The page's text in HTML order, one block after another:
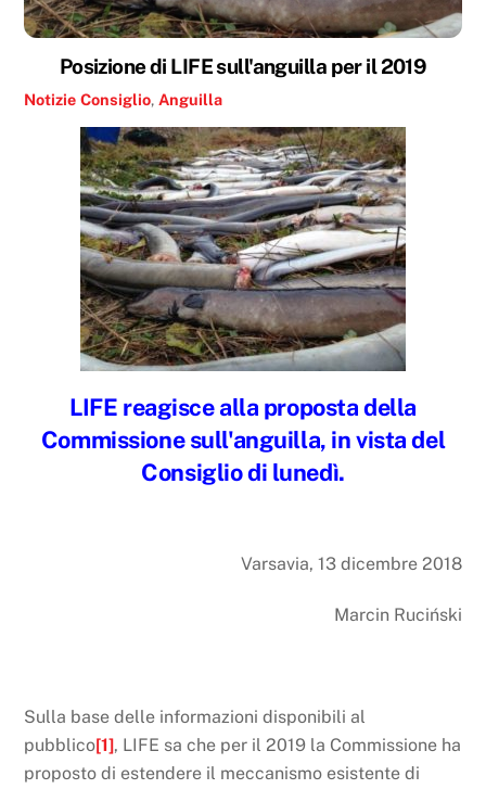
Posizione di LIFE sull'anguilla per il 2019
Notizie Consiglio, Anguilla
LIFE reagisce alla proposta della
Commissione sull'anguilla, in vista del
Consiglio di lunedì.
Varsavia, 13 dicembre 2018
Marcin Ruciński
Sulla base delle informazioni disponibili al
pubblico[1], LIFE sa che per il 2019 la Commissione ha
proposto di estendere il meccanismo esistente di